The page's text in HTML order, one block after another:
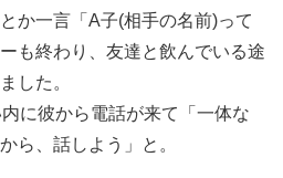
か一言「A子(相手の名前)って
も終わり、友達と飲んでいる途
した。
に彼から電話が来て「一体な
ら、話しよう」と。